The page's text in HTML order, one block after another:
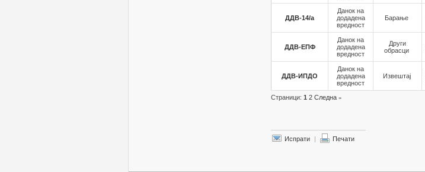
ДДВ-14/а
Данок на
додадена
вредност
Барање
ДДВ-ЕПФ
Данок на
додадена
вредност
Други
обрасци
ДДВ-ИПДО
Данок на
додадена
вредност
Извештај
Страници: 1 2 Следна »
Испрати | Печати